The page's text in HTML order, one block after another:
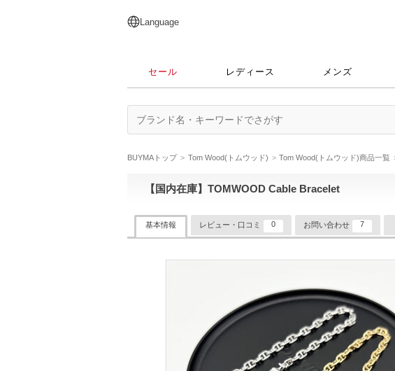
日本語
English
简体中文
繁體中文
Language
セール レディース メンズ
BUYMAトップ Tom Wood(トムウッド) Tom Wood(トムウッド)商品一覧
【国内在庫】TOMWOOD Cable Bracelet
基本情報 レビュー・口コミ 0 お問い合わせ 7